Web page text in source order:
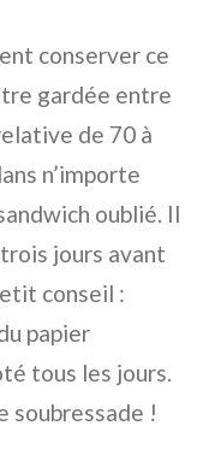
conserver ce
gardée entre
de 70 à
n’importe
oublié. Il
jours avant
conseil :
papier
tous les jours.
soubressade !